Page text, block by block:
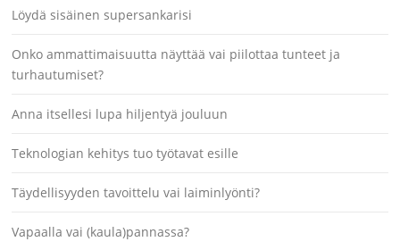
Löydä sisäinen supersankarisi
Onko ammattimaisuutta näyttää vai piilottaa tunteet ja
turhautumiset?
Anna itsellesi lupa hiljentyä jouluun
Teknologian kehitys tuo työtavat esille
Täydellisyyden tavoittelu vai laiminlyönti?
Vapaalla vai (kaula)pannassa?